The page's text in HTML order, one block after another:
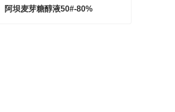
阿坝麦芽糖醇液50#-80%